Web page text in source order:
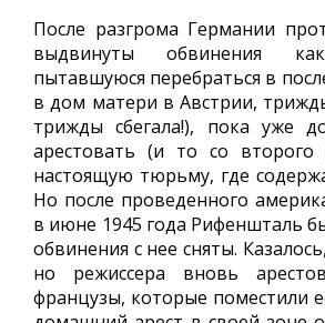
После разгрома Германии
выдвинуты обвинения
пытавшуюся перебраться в
в дом матери в Австрии,
трижды сбегала!), пока уже
арестовать (и то со
настоящую тюрьму, где
Но после проведенного
в июне 1945 года Рифеншталь
обвинения с нее сняты.
но режиссера вновь
французы, которые поместили